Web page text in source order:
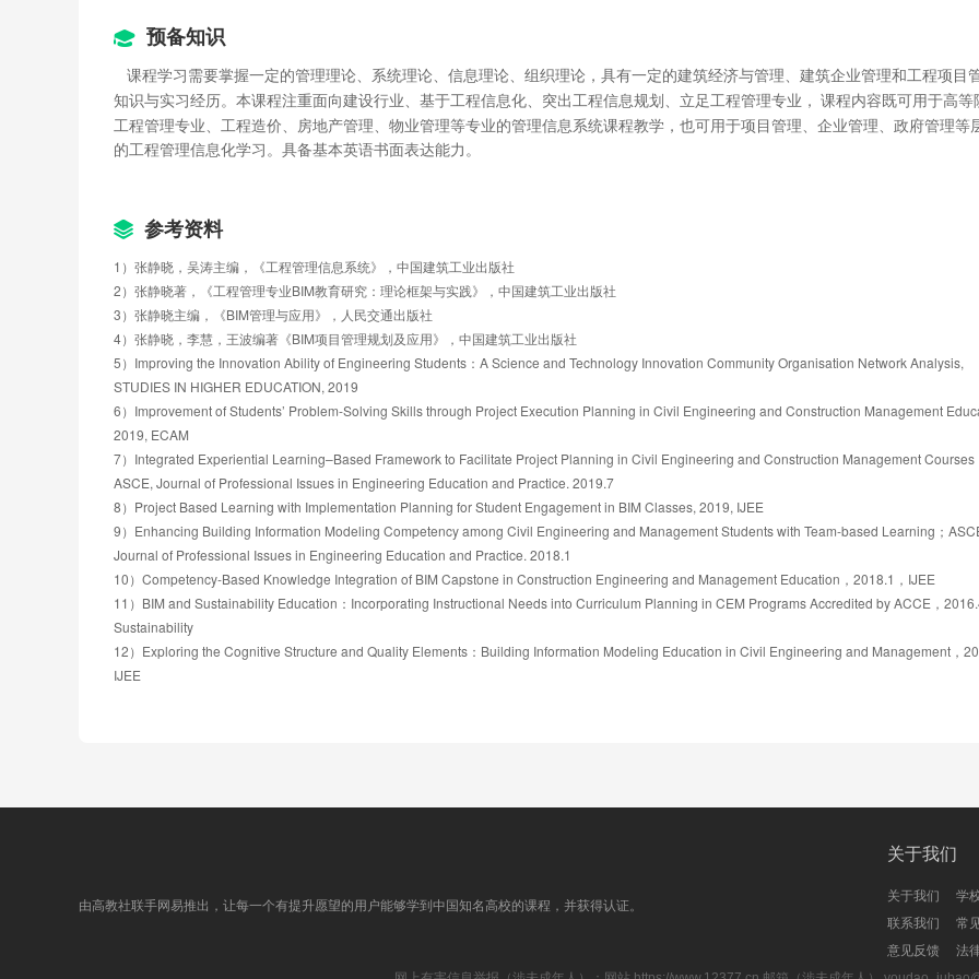
第二单元-单元检测
第一节信息概念与特点
第二节建设工程信息概念与模型
第三节建设工程信息管理
第四节建设工程管理信息系统的功能与特点
第四章工程管理信息系统开发方法
第二节基本开发方法
第三节开发的项目管理
第四章PPT
第四单元-单元检测
第五章 工程管理信息系统总体规划
第一节工程管理信息系统总体规划
第二节工程管理信息系统规划的阶段与方法
第三节工程管理信息系统规划分类
第四节工程管理信息系统初步调查
第五章PPT
第五单元-单元检测
第六章 工程管理信息系统分析
第一节系统分析概述
第二节信息系统的详细调查及需求分析
第三节信息系统业务流程分析
第四节信息系统数据流程分析
第五节新系统逻辑模型的构建
第六章PPT
第二节工程管理信息系统运行与维护
预备知识
课程学习需要掌握一定的管理理论、系统理论、信息理论、组织理论，具有一定的建筑经济与管理、建筑企业管理和工程项目
知识与实习经历。本课程注重面向建设行业、基于工程信息化、突出工程信息规划、立足工程管理专业， 课程内容既可用于高等
工程管理专业、工程造价、房地产管理、物业管理等专业的管理信息系统课程教学，也可用于项目管理、企业管理、政府管理等
的工程管理信息化学习。具备基本英语书面表达能力。
参考资料
1）张静晓，吴涛主编，《工程管理信息系统》，中国建筑工业出版社
2）张静晓著，《工程管理专业BIM教育研究：理论框架与实践》，中国建筑工业出版社
3）张静晓主编，《BIM管理与应用》，人民交通出版社
4）张静晓，李慧，王波编著《BIM项目管理规划及应用》，中国建筑工业出版社
5）Improving the Innovation Ability of Engineering Students：A Science and Technology Innovation Community Organisation Network Analysis,
STUDIES IN HIGHER EDUCATION, 2019
6）Improvement of Students’ Problem-Solving Skills through Project Execution Planning in Civil Engineering and Construction Management
2019, ECAM
7）Integrated Experiential Learning–Based Framework to Facilitate Project Planning in Civil Engineering and Construction Management Courses
ASCE, Journal of Professional Issues in Engineering Education and Practice. 2019.7
8）Project Based Learning with Implementation Planning for Student Engagement in BIM Classes, 2019, IJEE
9）Enhancing Building Information Modeling Competency among Civil Engineering and Management Students with Team-based Learning；
Journal of Professional Issues in Engineering Education and Practice. 2018.1
10）Competency-Based Knowledge Integration of BIM Capstone in Construction Engineering and Management Education，2018.1，IJEE
11）BIM and Sustainability Education：Incorporating Instructional Needs into Curriculum Planning in CEM Programs Accredited by ACCE，
Sustainability
12）Exploring the Cognitive Structure and Quality Elements：Building Information Modeling Education in Civil Engineering and Management，
IJEE
由高教社联手网易推出，让每一个有提升愿望的用户能够学到中国知名高校的课程，并获得认证。
关于我们
关于我们
学
联系我们
常
意见反馈
法